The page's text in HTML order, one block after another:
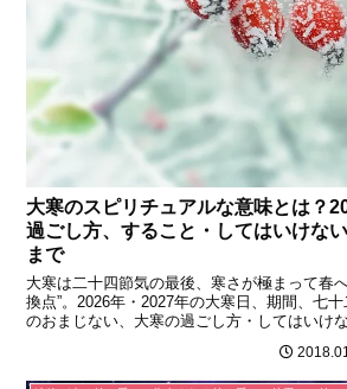
大寒のスピリチュアルな意味とは？
過ごし方、すること・してはいけな
まで
大寒は二十四節気の最後、寒さが極まって春
換点”。2026年・2027年の大寒日、期間、七
のおまじない、大寒の過ごし方・してはいけ